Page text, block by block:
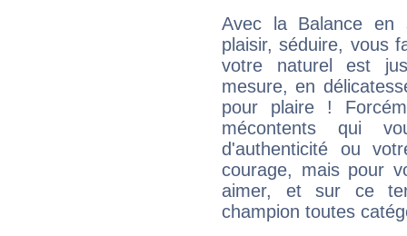
Avec la Balance en
plaisir, séduire, vous
votre naturel est
mesure, en
pour plaire !
mécontents qui
d'authenticité ou
courage, mais pour
aimer, et sur ce
champion toutes